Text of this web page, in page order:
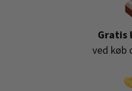
Gratis
ved køb